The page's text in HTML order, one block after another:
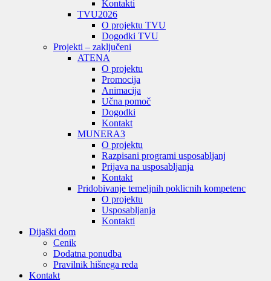
Kontakti
TVU2026
O projektu TVU
Dogodki TVU
Projekti – zaključeni
ATENA
O projektu
Promocija
Animacija
Učna pomoč
Dogodki
Kontakt
MUNERA3
O projektu
Razpisani programi usposabljanj
Prijava na usposabljanja
Kontakt
Pridobivanje temeljnih poklicnih kompetenc
O projektu
Usposabljanja
Kontakti
Dijaški dom
Cenik
Dodatna ponudba
Pravilnik hišnega reda
Kontakt